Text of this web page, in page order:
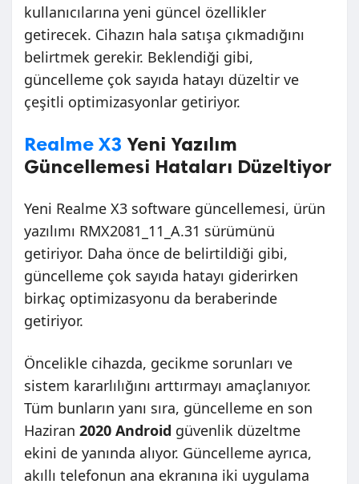
kullanıcılarına yeni güncel özellikler
getirecek. Cihazın hala satışa çıkmadığını
belirtmek gerekir. Beklendiği gibi,
güncelleme çok sayıda hatayı düzeltir ve
çeşitli optimizasyonlar getiriyor.
Realme X3 Yeni Yazılım
Güncellemesi Hataları Düzeltiyor
Yeni Realme X3 software güncellemesi, ürün
yazılımı RMX2081_11_A.31 sürümünü
getiriyor. Daha önce de belirtildiği gibi,
güncelleme çok sayıda hatayı giderirken
birkaç optimizasyonu da beraberinde
getiriyor.
Öncelikle cihazda, gecikme sorunları ve
sistem kararlılığını arttırmayı amaçlanıyor.
Tüm bunların yanı sıra, güncelleme en son
Haziran 2020 Android güvenlik düzeltme
ekini de yanında alıyor. Güncelleme ayrıca,
akıllı telefonun ana ekranına iki uygulama